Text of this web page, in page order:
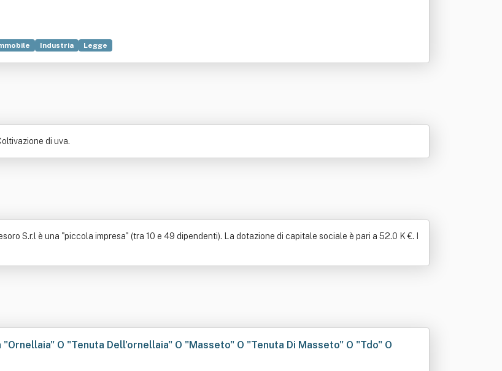
Industria Legge
di uva.
S.r.l è una "piccola impresa" (tra 10 e 49 dipendenti). La dotazione di capitale sociale è pari a 52.0 K €. I
O "Tenuta Dell'ornellaia" O "Masseto" O "Tenuta Di Masseto" O "Tdo" O